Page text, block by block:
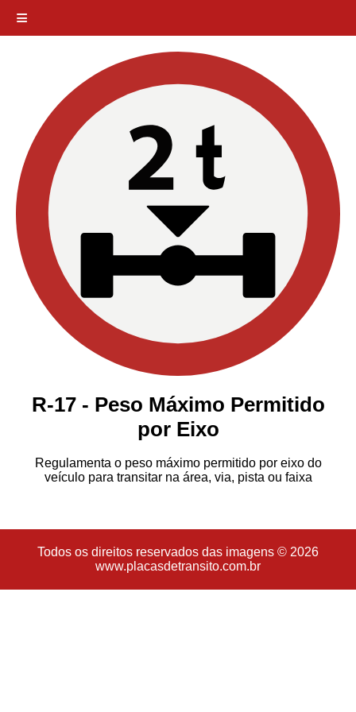
R-17 - Peso Máximo Permitido
por Eixo
Regulamenta o peso máximo permitido por eixo do
veículo para transitar na área, via, pista ou faixa
Todos os direitos reservados das imagens © 2026
www.placasdetransito.com.br